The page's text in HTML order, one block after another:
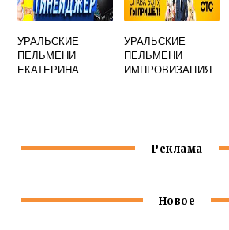
УРАЛЬСКИЕ
ПЕЛЬМЕНИ
ЕКАТЕРИНА
УРАЛЬСКИЕ
ПЕЛЬМЕНИ
ИМПРОВИЗАЦИЯ
Реклама
Новое